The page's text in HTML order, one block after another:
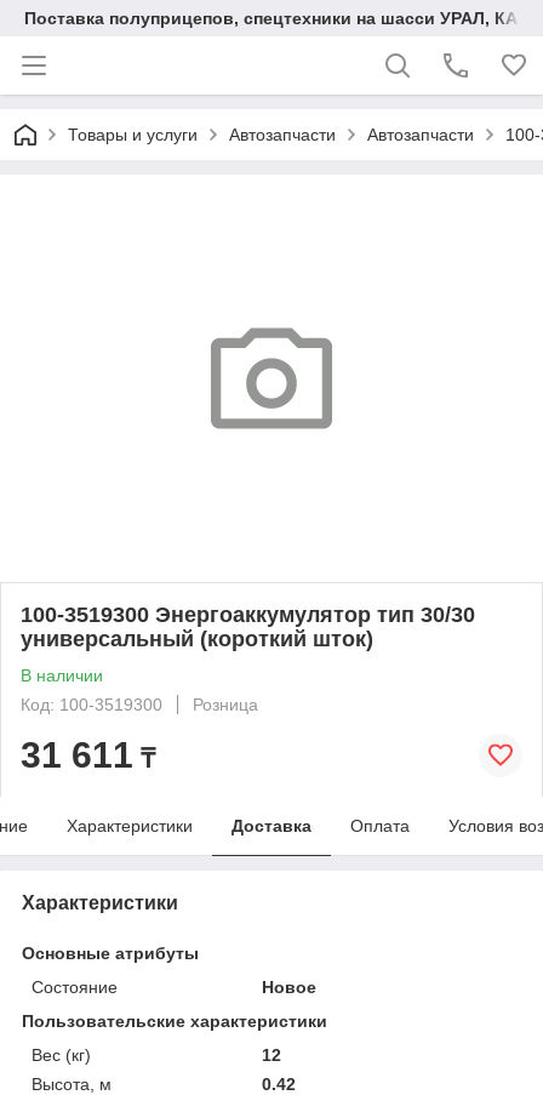
Поставка полуприцепов, спецтехники на шасси УРАЛ,
Товары и услуги Автозапчасти Автозапчасти
100-3519300 Энергоаккумулятор тип 30/30
универсальный (короткий шток)
В наличии
Код: 100-3519300
Розница
31 611 ₸
Характеристики Доставка Оплата Условия
Характеристики
Основные атрибуты
Состояние
Новое
Пользовательские характеристики
Вес (кг)
12
Высота, м
0.42